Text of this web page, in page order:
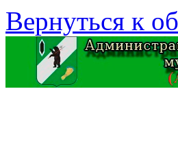
Вернуться к